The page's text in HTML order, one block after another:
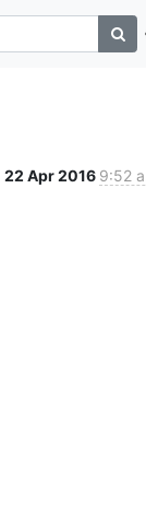
22 Apr 2016 9:52